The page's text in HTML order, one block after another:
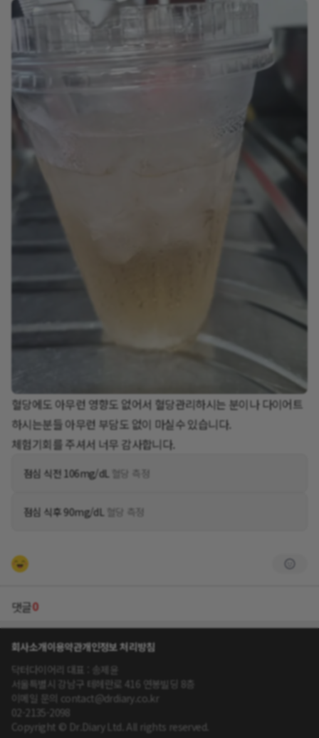
혈당에도 아무런 영향도 없어서 혈당관리하시는 분이나 다이어트
하시는분들 아무런 부담도 없이 마실수 있습니다.
체험기회를 주셔서 너무 감사합니다.
점심 식전 106mg/dL 혈당 측정
점심 식후 90mg/dL 혈당 측정
댓글0
회사소개이용약관개인정보 처리방침
닥터다이어리 대표 : 송제윤
서울특별시 강남구 테헤란로 416 연봉빌딩 8층
이메일 문의 contact@drdiary.co.kr
02-2135-2098
Copyright © Dr.Diary Ltd. All rights reserved.